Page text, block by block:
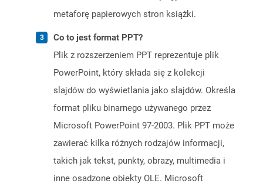
metaforę papierowych stron książki.
Co to jest format PPT?
Plik z rozszerzeniem PPT reprezentuje plik
PowerPoint, który składa się z kolekcji
slajdów do wyświetlania jako slajdów. Określa
format pliku binarnego używanego przez
Microsoft PowerPoint 97-2003. Plik PPT może
zawierać kilka różnych rodzajów informacji,
takich jak tekst, punkty, obrazy, multimedia i
inne osadzone obiekty OLE. Microsoft